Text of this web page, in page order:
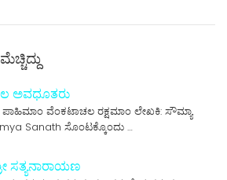
ಅವಧೂತರು
ವೆಂಕಟಾಚಲ ರಕ್ಷಮಾಂ ಲೇಖಕಿ: ಸೌಮ್ಯಾ
Sanath ಸೊಂಟಕ್ಕೊಂದು …
ಸತ್ಯನಾರಾಯಣ